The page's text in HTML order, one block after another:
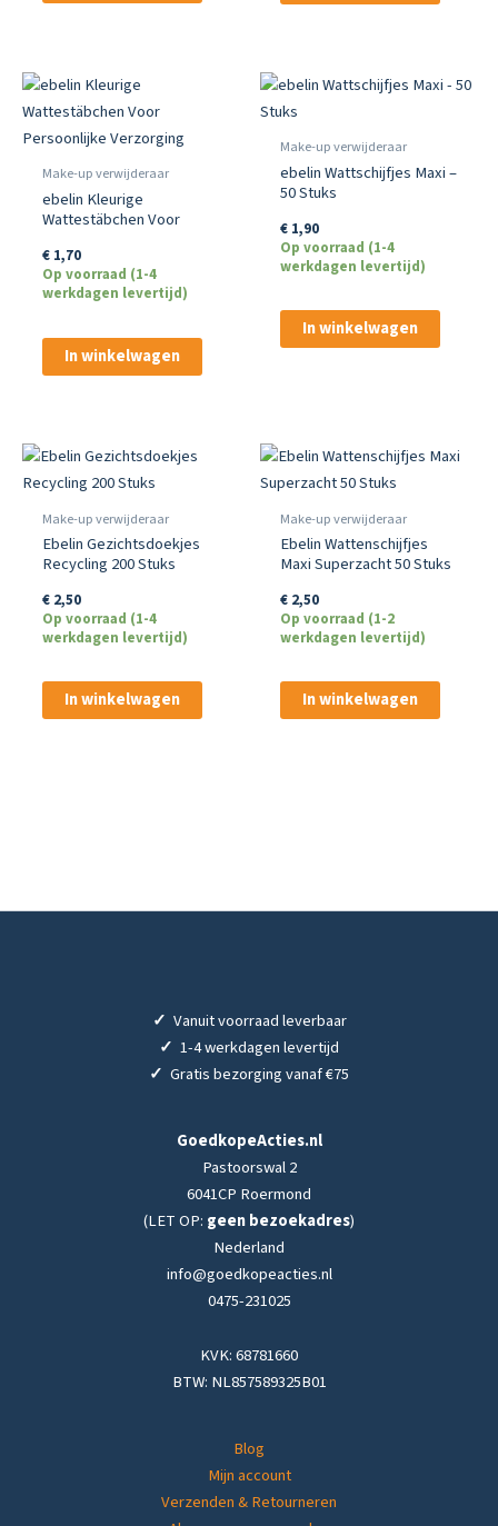
Make-up verwijderaar
ebelin Kleurige
Wattestäbchen Voor
€1,70
Op voorraad (1-4
werkdagen levertijd)
In winkelwagen
Make-up verwijderaar
ebelin Wattschijfjes Maxi –
50 Stuks
€1,90
Op voorraad (1-4
werkdagen levertijd)
In winkelwagen
Make-up verwijderaar
Ebelin Gezichtsdoekjes
Recycling 200 Stuks
€2,50
Op voorraad (1-4
werkdagen levertijd)
In winkelwagen
Make-up verwijderaar
Ebelin Wattenschijfjes
Maxi Superzacht 50 Stuks
€2,50
Op voorraad (1-2
werkdagen levertijd)
In winkelwagen
✓ Vanuit voorraad leverbaar
✓ 1-4 werkdagen levertijd
✓ Gratis bezorging vanaf €75
GoedkopeActies.nl
Pastoorswal 2
6041CP Roermond
(LET OP: geen bezoekadres)
Nederland
info@goedkopeacties.nl
0475-231025
KVK: 68781660
BTW: NL857589325B01
Blog
Mijn account
Verzenden & Retourneren